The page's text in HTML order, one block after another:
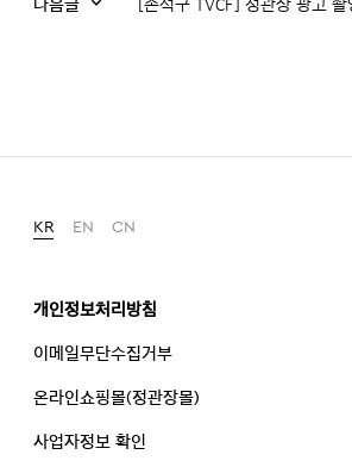
다음글 [손석구 TVCF] 정관장 광고 촬
KR EN CN
개인정보처리방침
이메일무단수집거부
온라인쇼핑몰(정관장몰)
사업자정보 확인